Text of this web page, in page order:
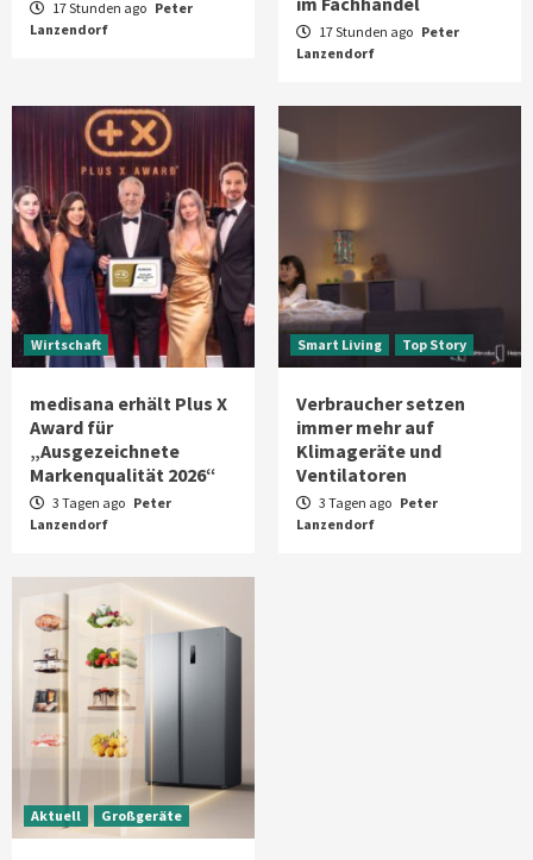
17 Stunden ago Peter
Lanzendorf
17 Stunden ago Peter
Lanzendorf
Wirtschaft
medisana erhält Plus X
Award für
„Ausgezeichnete
Markenqualität 2026“
3 Tagen ago Peter
Lanzendorf
Smart Living Top Story
Verbraucher setzen
immer mehr auf
Klimageräte und
Ventilatoren
3 Tagen ago Peter
Lanzendorf
Aktuell Großgeräte